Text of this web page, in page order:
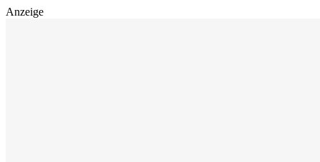
Anzeige